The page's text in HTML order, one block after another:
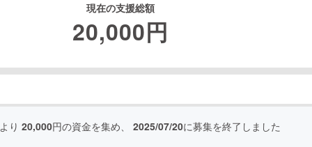
現在の支援総額
20,000円
り 20,000円の資金を集め、 2025/07/20に募集を終了しました